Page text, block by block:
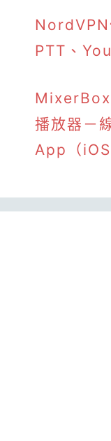
NordVPN
PTT、
MixerBox
播放器－
App（